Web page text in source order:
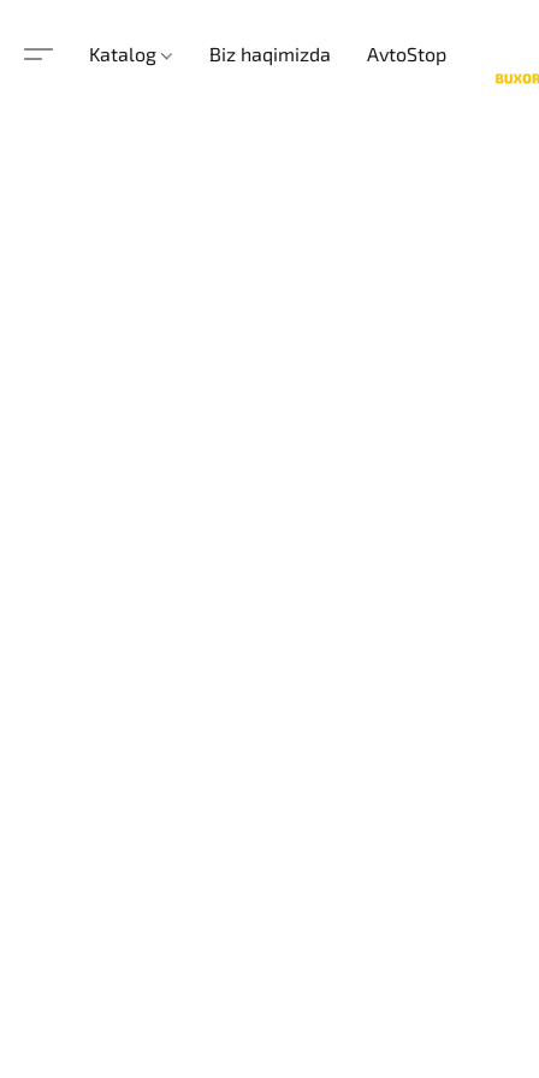
Katalog Biz haqimizda AvtoStop